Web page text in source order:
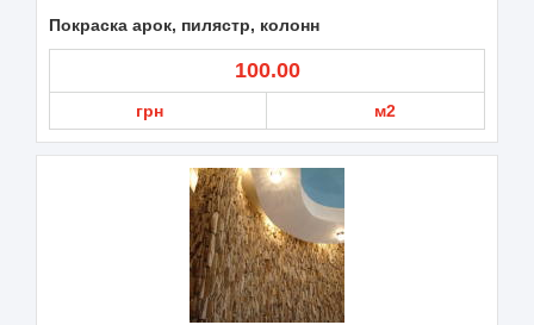
Покраска арок, пилястр, колонн
100.00
грн м2